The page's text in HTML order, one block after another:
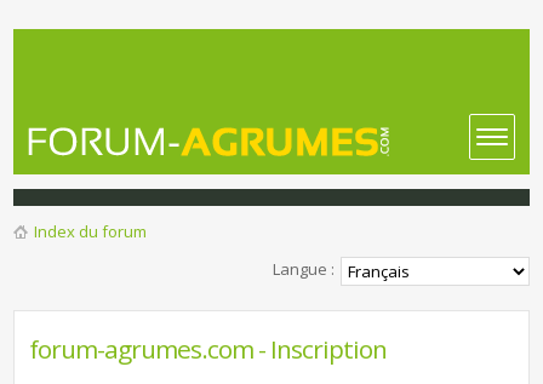
Index du forum
Langue :
forum-agrumes.com - Inscription